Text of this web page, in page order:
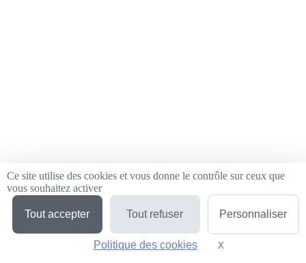
Ce site utilise des cookies et vous donne le contrôle sur ceux que
vous souhaitez activer
Tout accepter Tout refuser Personnaliser
Politique des cookies X